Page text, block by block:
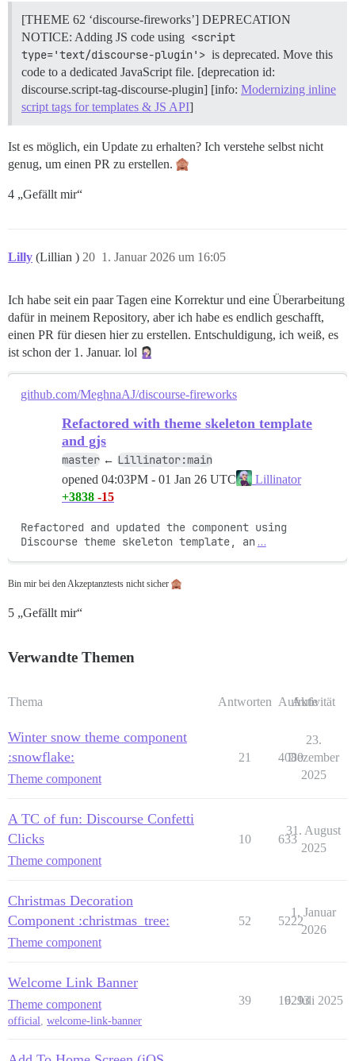
[THEME 62 ‘discourse-fireworks’] DEPRECATION
NOTICE: Adding JS code using <script
type='text/discourse-plugin'> is deprecated. Move this
code to a dedicated JavaScript file. [deprecation id:
discourse.script-tag-discourse-plugin] [info: Modernizing inline
script tags for templates & JS API]
Ist es möglich, ein Update zu erhalten? Ich verstehe selbst nicht
genug, um einen PR zu erstellen.
4 „Gefällt mir“
Lilly (Lillian ) 1. Januar 2026 um 16:05
20
Ich habe seit ein paar Tagen eine Korrektur und eine Überarbeitung
dafür in meinem Repository, aber ich habe es endlich geschafft,
einen PR für diesen hier zu erstellen. Entschuldigung, ich weiß, es
ist schon der 1. Januar. lol
github.com/MeghnaAJ/discourse-fireworks
Refactored with theme skeleton template
and gjs
master ← Lillinator:main
opened 04:03PM - 01 Jan 26 UTC
Lillinator
+3838 -15
Refactored and updated the component using
Discourse theme skeleton template, an …
Bin mir bei den Akzeptanztests nicht sicher
5 „Gefällt mir“
Verwandte Themen
Thema Antworten Aufrufe
Aktivität
Winter snow theme component
:snowflake:
Theme component
21 4080
23.
Dezember
2025
A TC of fun: Discourse Confetti
Clicks
Theme component
10 633
31. August
2025
Christmas Decoration
Component :christmas_tree:
Theme component
52 5222
1. Januar
2026
Welcome Link Banner
Theme component
official, welcome-link-banner
39 16293
9. Juli 2025